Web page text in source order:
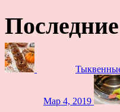
Мар 4, 2019